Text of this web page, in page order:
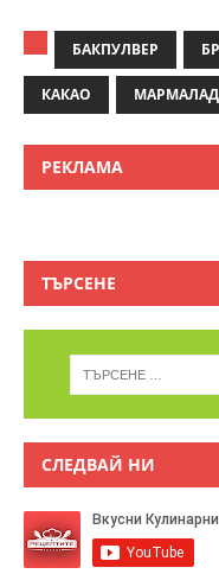
БАКПУЛВЕР
КАКАО МАРМАЛАД
РЕКЛАМА
ТЪРСЕНЕ
СЛЕДВАЙ НИ